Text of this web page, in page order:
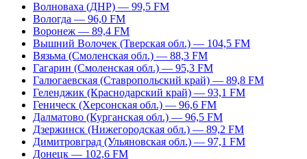
Волноваха (ДНР) — 99,5 FM
Вологда — 96,0 FM
Воронеж — 89,4 FM
Вышний Волочек (Тверская обл.) — 104,5 FM
Вязьма (Смоленская обл.) — 88,3 FM
Гагарин (Смоленская обл.) — 95,3 FM
Галюгаевская (Ставропольский край) — 89,8 FM
Геленджик (Краснодарский край) — 93,1 FM
Геническ (Херсонская обл.) — 96,6 FM
Далматово (Курганская обл.) — 96,5 FM
Дзержинск (Нижегородская обл.) — 89,2 FM
Димитровград (Ульяновская обл.) — 97,1 FM
Донецк — 102,6 FM